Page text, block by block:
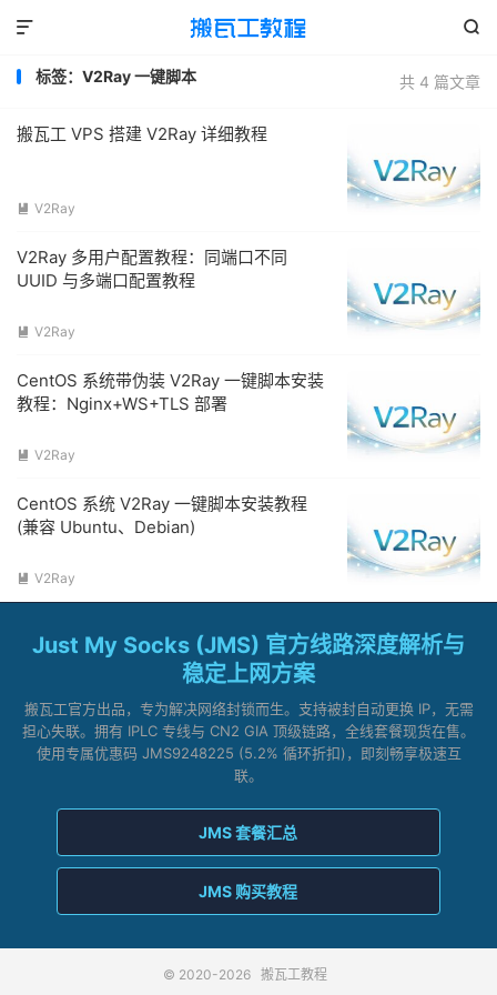


共 4 篇文章
标签：V2Ray 一键脚本
搬瓦工 VPS 搭建 V2Ray 详细教程
 V2Ray
V2Ray 多用户配置教程：同端口不同
UUID 与多端口配置教程
 V2Ray
CentOS 系统带伪装 V2Ray 一键脚本安装
教程：Nginx+WS+TLS 部署
 V2Ray
CentOS 系统 V2Ray 一键脚本安装教程
(兼容 Ubuntu、Debian)
 V2Ray
Just My Socks (JMS) 官方线路深度解析与
稳定上网方案
搬瓦工官方出品，专为解决网络封锁而生。支持被封自动更换 IP，无需
担心失联。拥有 IPLC 专线与 CN2 GIA 顶级链路，全线套餐现货在售。
使用专属优惠码 JMS9248225 (5.2% 循环折扣)，即刻畅享极速互
联。
JMS 套餐汇总
JMS 购买教程
© 2020-2026 搬瓦工教程